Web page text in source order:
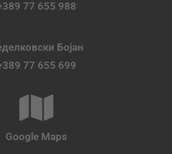
77 655 988
Бојан
77 655 699
Google Maps